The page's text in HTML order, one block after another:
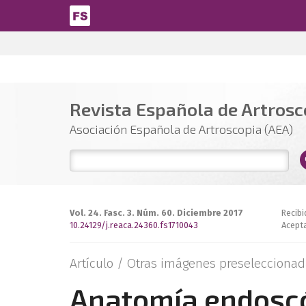
Pasar al contenido principal
Revista Española de
Asociación Española de Artroscopia (AEA)
Vol. 24. Fasc. 3. Núm. 60. Diciembre 2017
10.24129/j.reaca.24360.fs1710043
Artículo / Otras imágenes
Anatomía